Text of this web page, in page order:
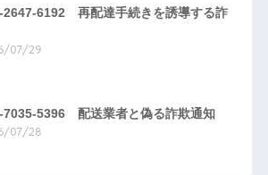
2647-6192 再配達手続きを誘導する詐
07/29
7035-5396 配送業者と偽る詐欺通知
07/28